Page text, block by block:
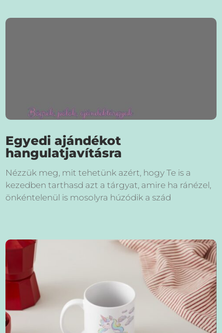
Egyedi ajándékot
hangulatjavításra
Nézzük meg, mit tehetünk azért, hogy Te is a
kezedben tarthasd azt a tárgyat, amire ha ránézel,
önkéntelenül is mosolyra húzódik a szád